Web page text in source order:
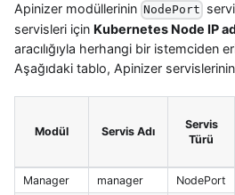
Apinizer modüllerinin NodePort
servisleri için Kubernetes Node IP
aracılığıyla herhangi bir istemciden
Aşağıdaki tablo, Apinizer servislerinin
Modül Servis Adı
Servis
Türü
Manager
manager NodePort